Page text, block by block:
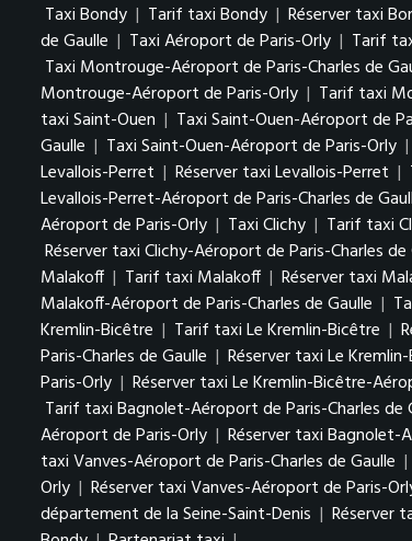
Taxi Bondy | Tarif taxi Bondy | Réserver taxi
de Gaulle | Taxi Aéroport de Paris-Orly | Tarif
Taxi Montrouge-Aéroport de Paris-Charles de
Montrouge-Aéroport de Paris-Orly | Tarif taxi
taxi Saint-Ouen | Taxi Saint-Ouen-Aéroport de
Gaulle | Taxi Saint-Ouen-Aéroport de Paris-Orly |
Levallois-Perret | Réserver taxi Levallois-Perret |
Levallois-Perret-Aéroport de Paris-Charles de
Aéroport de Paris-Orly | Taxi Clichy | Tarif taxi
Réserver taxi Clichy-Aéroport de Paris-Charles de
Malakoff | Tarif taxi Malakoff | Réserver taxi
Malakoff-Aéroport de Paris-Charles de Gaulle |
Kremlin-Bicêtre | Tarif taxi Le Kremlin-Bicêtre |
Paris-Charles de Gaulle | Réserver taxi Le
Paris-Orly | Réserver taxi Le Kremlin-Bicêtre-
Tarif taxi Bagnolet-Aéroport de Paris-Charles de
Aéroport de Paris-Orly | Réserver taxi Bagnolet-
taxi Vanves-Aéroport de Paris-Charles de Gaulle |
Orly | Réserver taxi Vanves-Aéroport de Paris-
département de la Seine-Saint-Denis | Réserver